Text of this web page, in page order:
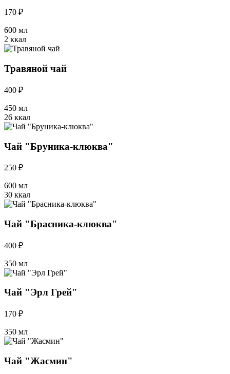
170 ₽
600 мл
2 ккал
Травяной чай
400 ₽
450 мл
26 ккал
Чай "Бруника-клюква"
250 ₽
600 мл
30 ккал
Чай "Брасника-клюква"
400 ₽
350 мл
Чай "Эрл Грей"
170 ₽
350 мл
Чай "Жасмин"